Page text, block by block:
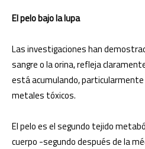
El pelo bajo la lupa
Las investigaciones han
sangre o la orina, refleja
está acumulando, particularmente
metales tóxicos.
El pelo es el segundo tejido
cuerpo -segundo después de la